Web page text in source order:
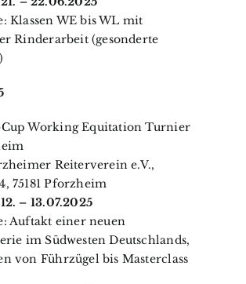
Klassen WE bis WL mit
Rinderarbeit (gesonderte
Cup Working Equitation Turnier
Reiterverein e.V.,
75181 Pforzheim
12. – 13.07.2025
Auftakt einer neuen
im Südwesten Deutschlands,
von Führzügel bis Masterclass